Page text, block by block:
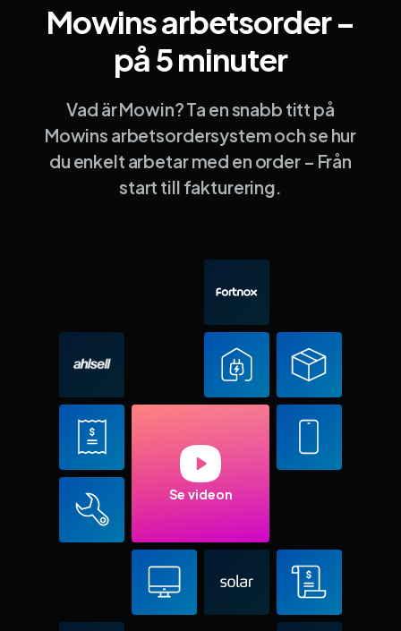
Sida 1Sida 2 Sida 3Sida 4 Sida 5Sida 6 Sida 7 Sida 8Sida 9
Mowins arbetsorder –
på 5 minuter
Vad är Mowin? Ta en snabb titt på
Mowins arbetsordersystem och se hur
du enkelt arbetar med en order – Från
start till fakturering.
Se videon